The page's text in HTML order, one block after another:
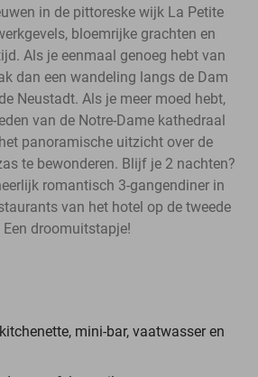
in de pittoreske wijk La Petite
bloemrijke grachten en
Als je eenmaal genoeg hebt van
dan een wandeling langs de Dam
Neustadt. Als je meer moed hebt,
van de Notre-Dame kathedraal
panoramische uitzicht over de
te bewonderen. Blijf je 2 nachten?
romantisch 3-gangendiner in
van het hotel op de tweede
droomuitstapje!
mini-bar, vaatwasser en